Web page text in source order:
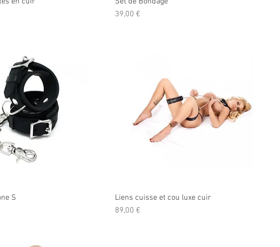
Prix
39,00 €
S
Liens cuisse et cou luxe cuir
Prix
89,00 €